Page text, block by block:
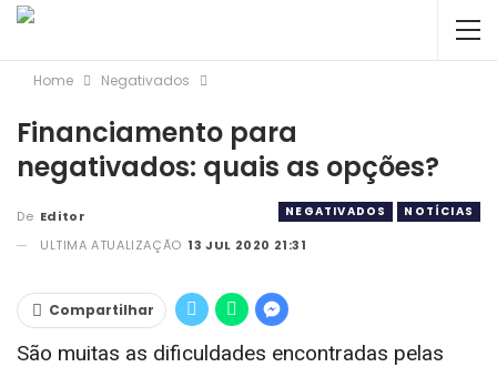
Home Negativados
Financiamento para
negativados: quais as opções?
NEGATIVADOS NOTÍCIAS
De Editor
ULTIMA ATUALIZAÇÃO 13 JUL 2020 21:31
Compartilhar
São muitas as dificuldades encontradas pelas